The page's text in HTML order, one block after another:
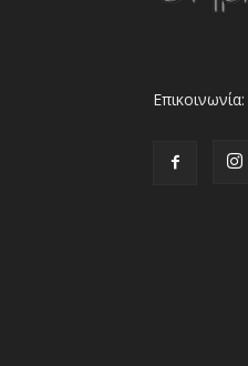
Επικοινωνία: